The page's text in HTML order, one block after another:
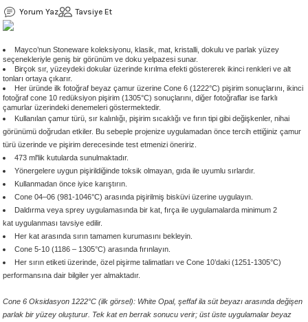
1305 °C
°C
- 1222 °C
- 1046 °C
°C
1046 °C
°C
°C
Yorum Yaz Tavsiye Et
Mayco’nun Stoneware koleksiyonu, klasik, mat, kristalli, dokulu ve parlak yüzey
seçenekleriyle geniş bir görünüm ve doku yelpazesi sunar.
Birçok sır, yüzeydeki dokular üzerinde kırılma efekti göstererek ikinci renkleri ve alt
tonları ortaya çıkarır.
Her üründe ilk fotoğraf beyaz çamur üzerine Cone 6 (1222°C) pişirim sonuçlarını, ikinci
fotoğraf cone 10 redüksiyon pişirim (1305°C) sonuçlarını, diğer fotoğraflar ise farklı
çamurlar üzerindeki denemeleri göstermektedir.
Kullanılan çamur türü, sır kalınlığı, pişirim sıcaklığı ve fırın tipi gibi değişkenler, nihai
görünümü doğrudan etkiler. Bu sebeple projenize uygulamadan önce tercih ettiğiniz çamur
türü üzerinde ve pişirim derecesinde test etmenizi öneririz.
473 ml'lik kutularda sunulmaktadır.
Yönergelere uygun pişirildiğinde toksik olmayan, gıda ile uyumlu sırlardır.
Kullanmadan önce iyice karıştırın.
Cone 04–06 (981-1046°C) arasında pişirilmiş bisküvi üzerine uygulayın.
Daldırma veya sprey uygulamasında bir kat, fırça ile uygulamalarda minimum 2
kat uygulanması tavsiye edilir.
Her kat arasında sırın tamamen kurumasını bekleyin.
Cone 5-10 (1186 – 1305°C) arasında fırınlayın.
Her sırın etiketi üzerinde, özel pişirme talimatları ve Cone 10’daki (1251-1305°C)
performansına dair bilgiler yer almaktadır.
Cone 6 Oksidasyon 1222°C (ilk görsel): White Opal, şeffaf ila süt beyazı arasında değişen
parlak bir yüzey oluşturur. Tek kat en berrak sonucu verir; üst üste uygulamalar beyaz